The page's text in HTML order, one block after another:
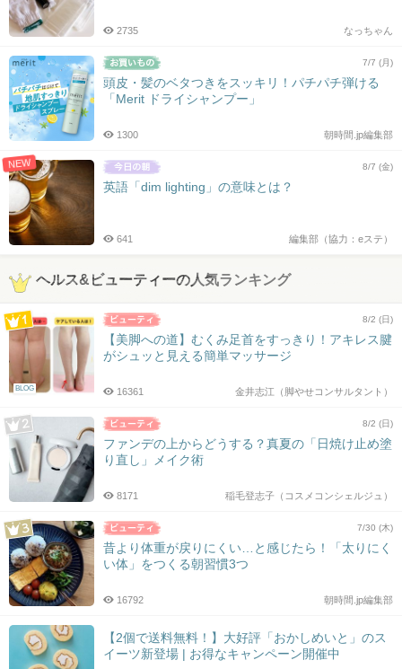
なっちゃん
2735
7/7 (月)
頭皮・髪のベタつきをスッキリ！パチパチ弾ける
「Merit ドライシャンプー」
朝時間.jp編集部
1300
NEW 8/7 (金)
英語「dim lighting」の意味とは？
編集部（協力：eステ）
641
ヘルス&ビューティーの人気ランキング
BLOG
8/2 (日)
【美脚への道】むくみ足首をすっきり！アキレス腱
がシュッと見える簡単マッサージ
金井志江（脚やせコンサルタント）
16361
8/2 (日)
ファンデの上からどうする？真夏の「日焼け止め塗
り直し」メイク術
稲毛登志子（コスメコンシェルジュ）
8171
7/30 (木)
昔より体重が戻りにくい…と感じたら！「太りにく
い体」をつくる朝習慣3つ
朝時間.jp編集部
16792
【2個で送料無料！】大好評「おかしめいと」のス
イーツ新登場 | お得なキャンペーン開催中